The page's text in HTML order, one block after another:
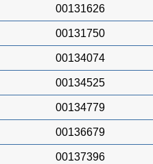
00131626
00131750
00134074
00134525
00134779
00136679
00137396